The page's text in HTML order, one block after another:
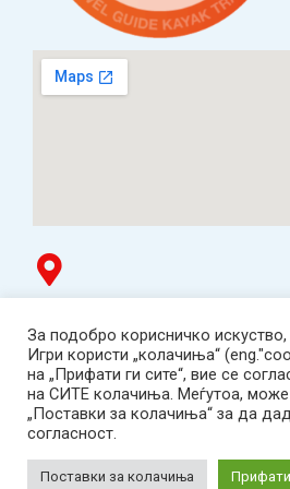
ТЦ Буњаковец - 1. кат, Скопје.
Tел: 078 669 482
Работно време: пон-пет 12:00-19:00 /саб
2001-2026 Goblin Games, All
Гоблин ДОО, Скопје.
За подобро корисничко
Игри користи „колачиња“
на „Прифати ги сите“, вие се
на СИТЕ колачиња. Меѓутоа, може
„Поставки за колачиња“ за да
согласност.
Поставки за колачиња Прифати